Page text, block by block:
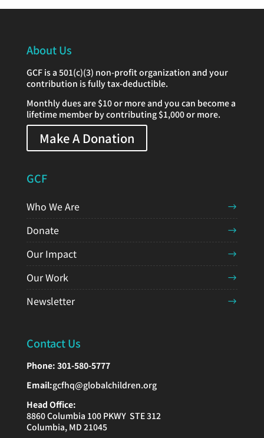
About Us
GCF is a 501(c)(3) non-profit organization and your
contribution is fully tax-deductible.
Monthly dues are $10 or more and you can become a
lifetime member by contributing $1,000 or more.
Make A Donation
GCF
Who We Are
Donate
Our Impact
Our Work
Newsletter
Contact Us
Phone: 301-580-5777
Email:gcfhq@globalchildren.org
Head Office:
8860 Columbia 100 PKWY STE 312
Columbia, MD 21045